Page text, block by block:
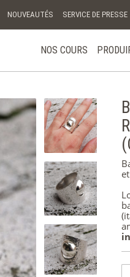
NOUVEAUTÉS SERVICE DE PRESSE
NOS COURS
BAGUES